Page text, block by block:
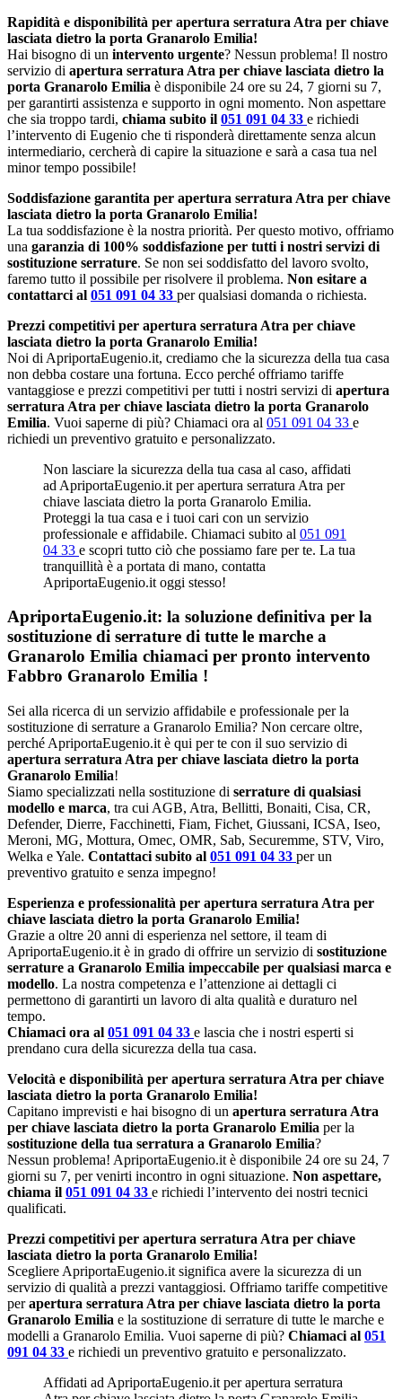
Rapidità e disponibilità per apertura serratura Atra per chiave
lasciata dietro la porta Granarolo Emilia!
Hai bisogno di un intervento urgente? Nessun problema! Il nostro
servizio di apertura serratura Atra per chiave lasciata dietro la
porta Granarolo Emilia è disponibile 24 ore su 24, 7 giorni su 7,
per garantirti assistenza e supporto in ogni momento. Non aspettare
che sia troppo tardi, chiama subito il 051 091 04 33 e richiedi
l’intervento di Eugenio che ti risponderà direttamente senza alcun
intermediario, cercherà di capire la situazione e sarà a casa tua nel
minor tempo possibile!
Soddisfazione garantita per apertura serratura Atra per chiave
lasciata dietro la porta Granarolo Emilia!
La tua soddisfazione è la nostra priorità. Per questo motivo, offriamo
una garanzia di 100% soddisfazione per tutti i nostri servizi di
sostituzione serrature. Se non sei soddisfatto del lavoro svolto,
faremo tutto il possibile per risolvere il problema. Non esitare a
contattarci al 051 091 04 33 per qualsiasi domanda o richiesta.
Prezzi competitivi per apertura serratura Atra per chiave
lasciata dietro la porta Granarolo Emilia!
Noi di ApriportaEugenio.it, crediamo che la sicurezza della tua casa
non debba costare una fortuna. Ecco perché offriamo tariffe
vantaggiose e prezzi competitivi per tutti i nostri servizi di apertura
serratura Atra per chiave lasciata dietro la porta Granarolo
Emilia. Vuoi saperne di più? Chiamaci ora al 051 091 04 33 e
richiedi un preventivo gratuito e personalizzato.
Non lasciare la sicurezza della tua casa al caso, affidati
ad ApriportaEugenio.it per apertura serratura Atra per
chiave lasciata dietro la porta Granarolo Emilia.
Proteggi la tua casa e i tuoi cari con un servizio
professionale e affidabile. Chiamaci subito al 051 091
04 33 e scopri tutto ciò che possiamo fare per te. La tua
tranquillità è a portata di mano, contatta
ApriportaEugenio.it oggi stesso!
ApriportaEugenio.it: la soluzione definitiva per la
sostituzione di serrature di tutte le marche a
Granarolo Emilia chiamaci per pronto intervento
Fabbro Granarolo Emilia !
Sei alla ricerca di un servizio affidabile e professionale per la
sostituzione di serrature a Granarolo Emilia? Non cercare oltre,
perché ApriportaEugenio.it è qui per te con il suo servizio di
apertura serratura Atra per chiave lasciata dietro la porta
Granarolo Emilia!
Siamo specializzati nella sostituzione di serrature di qualsiasi
modello e marca, tra cui AGB, Atra, Bellitti, Bonaiti, Cisa, CR,
Defender, Dierre, Facchinetti, Fiam, Fichet, Giussani, ICSA, Iseo,
Meroni, MG, Mottura, Omec, OMR, Sab, Securemme, STV, Viro,
Welka e Yale. Contattaci subito al 051 091 04 33 per un
preventivo gratuito e senza impegno!
Esperienza e professionalità per apertura serratura Atra per
chiave lasciata dietro la porta Granarolo Emilia!
Grazie a oltre 20 anni di esperienza nel settore, il team di
ApriportaEugenio.it è in grado di offrire un servizio di sostituzione
serrature a Granarolo Emilia impeccabile per qualsiasi marca e
modello. La nostra competenza e l’attenzione ai dettagli ci
permettono di garantirti un lavoro di alta qualità e duraturo nel
tempo.
Chiamaci ora al 051 091 04 33 e lascia che i nostri esperti si
prendano cura della sicurezza della tua casa.
Velocità e disponibilità per apertura serratura Atra per chiave
lasciata dietro la porta Granarolo Emilia!
Capitano imprevisti e hai bisogno di un apertura serratura Atra
per chiave lasciata dietro la porta Granarolo Emilia per la
sostituzione della tua serratura a Granarolo Emilia?
Nessun problema! ApriportaEugenio.it è disponibile 24 ore su 24, 7
giorni su 7, per venirti incontro in ogni situazione. Non aspettare,
chiama il 051 091 04 33 e richiedi l’intervento dei nostri tecnici
qualificati.
Prezzi competitivi per apertura serratura Atra per chiave
lasciata dietro la porta Granarolo Emilia!
Scegliere ApriportaEugenio.it significa avere la sicurezza di un
servizio di qualità a prezzi vantaggiosi. Offriamo tariffe competitive
perapertura serratura Atra per chiave lasciata dietro la porta
Granarolo Emilia e la sostituzione di serrature di tutte le marche e
modelli a Granarolo Emilia. Vuoi saperne di più? Chiamaci al 051
091 04 33 e richiedi un preventivo gratuito e personalizzato.
Affidati ad ApriportaEugenio.it per apertura serratura